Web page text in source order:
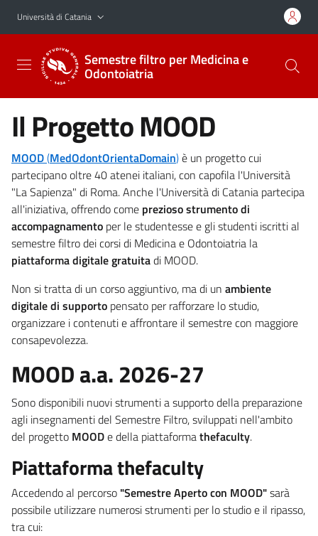
Vai al contenuto principale
Vai al menu di navigazione
Università di Catania
Semestre filtro per Medicina e
Odontoiatria
Il Progetto MOOD
MOOD(MedOdontOrientaDomain)è un progetto cui
partecipano oltre 40 atenei italiani, con capofila l'Università
"La Sapienza" di Roma. Anche l'Università di Catania partecipa
all'iniziativa, offrendo come prezioso strumento di
accompagnamento per le studentesse e gli studenti iscritti al
semestre filtro dei corsi di Medicina e Odontoiatria la
piattaforma digitale gratuitadi MOOD.
Non si tratta di un corso aggiuntivo, ma di un ambiente
digitale di supporto pensato per rafforzare lo studio,
organizzare i contenuti e affrontare il semestre con maggiore
consapevolezza.
MOOD a.a. 2026-27
Sono disponibili nuovi strumenti a supporto della preparazione
agli insegnamenti del Semestre Filtro, sviluppati nell'ambito
del progetto MOODe della piattaformathefaculty.
Piattaforma thefaculty
Accedendo al percorso "Semestre Aperto con MOOD"sarà
possibile utilizzare numerosi strumenti per lo studio e il ripasso,
tra cui: